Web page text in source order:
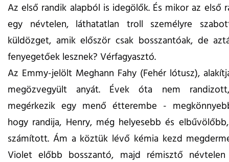
Az első randik alapból is idegölők. És mikor az első
egy névtelen, láthatatlan troll személyre
küldözget, amik először csak bosszantóak, de
fenyegetőek lesznek? Vérfagyasztó.
Az Emmy-jelölt Meghann Fahy (Fehér lótusz),
megözvegyült anyát. Évek óta nem
megérkezik egy menő étterembe -
hogy randija, Henry, még helyesebb és
számított. Ám a köztük lévő kémia kezd
Violet előbb bosszantó, majd rémisztő névtelen